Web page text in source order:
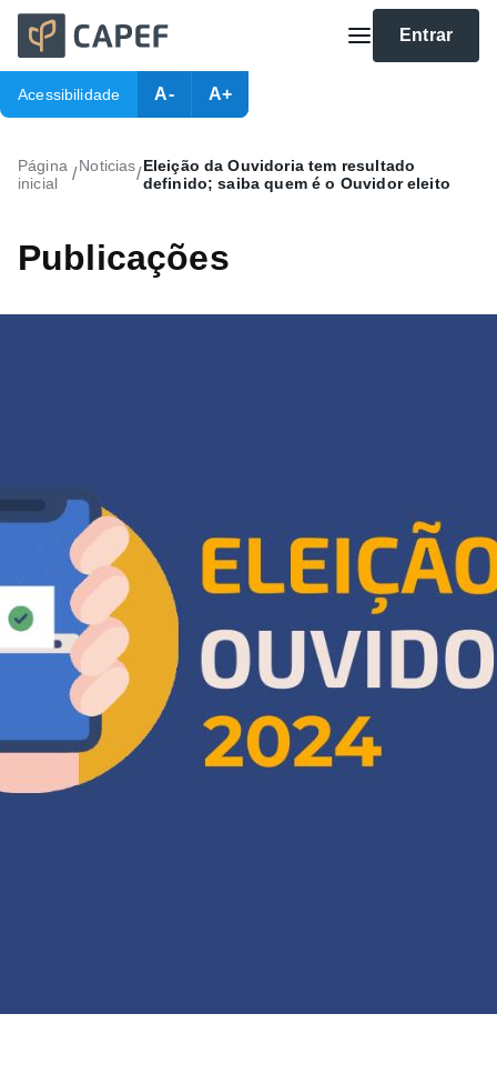
Entrar
Acessibilidade A- A+
Página
inicial
/Noticias/ Eleição da Ouvidoria tem resultado
definido; saiba quem é o Ouvidor eleito
Publicações